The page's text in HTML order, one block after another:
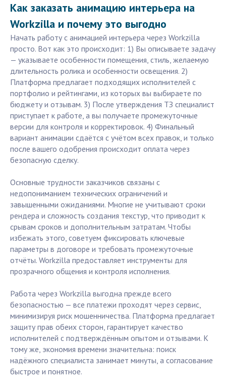
Как заказать анимацию интерьера на
Workzilla и почему это выгодно
Начать работу с анимацией интерьера через Workzilla
просто. Вот как это происходит: 1) Вы описываете задачу
— указываете особенности помещения, стиль, желаемую
длительность ролика и особенности освещения. 2)
Платформа предлагает подходящих исполнителей с
портфолио и рейтингами, из которых вы выбираете по
бюджету и отзывам. 3) После утверждения ТЗ специалист
приступает к работе, а вы получаете промежуточные
версии для контроля и корректировок. 4) Финальный
вариант анимации сдаётся с учётом всех правок, и только
после вашего одобрения происходит оплата через
безопасную сделку.
Основные трудности заказчиков связаны с
недопониманием технических ограничений и
завышенными ожиданиями. Многие не учитывают сроки
рендера и сложность создания текстур, что приводит к
срывам сроков и дополнительным затратам. Чтобы
избежать этого, советуем фиксировать ключевые
параметры в договоре и требовать промежуточные
отчёты. Workzilla предоставляет инструменты для
прозрачного общения и контроля исполнения.
Работа через Workzilla выгодна прежде всего
безопасностью — все платежи проходят через сервис,
минимизируя риск мошенничества. Платформа предлагает
защиту прав обеих сторон, гарантирует качество
исполнителей с подтверждённым опытом и отзывами. К
тому же, экономия времени значительна: поиск
надёжного специалиста занимает минуты, а согласование
быстрое и понятное.